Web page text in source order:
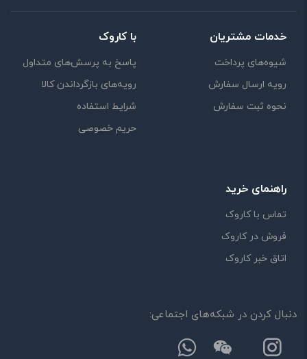
خدمات مشتریان
شیوه‌های پرداخت
رویه ارسال سفارش
نحوه ثبت سفارش
با کاروک
پاسخ به پرسش‌های متداول
رویه‌های بازگرداندن کالا
شرایط استفاده
حریم خصوصی
راهنمای خرید
تماس با کاروک
فروش در کاروک
اتاق خبر کاروک
دنبال کردن در شبکه‌های اجتماعی: